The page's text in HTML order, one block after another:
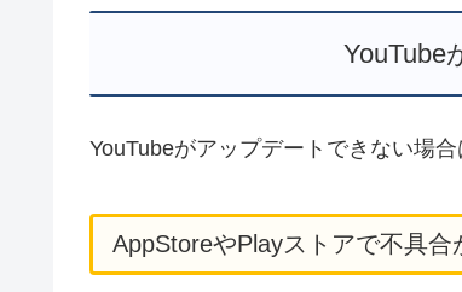
YouTube
YouTubeがアップデートできない場
AppStoreやPlayストアで不具合